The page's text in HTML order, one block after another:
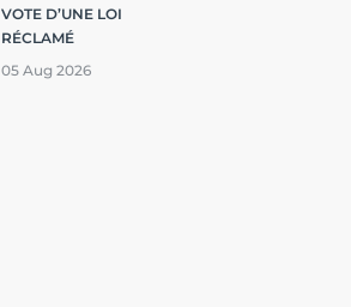
VOTE D’UNE LOI
RÉCLAMÉ
05 Aug 2026